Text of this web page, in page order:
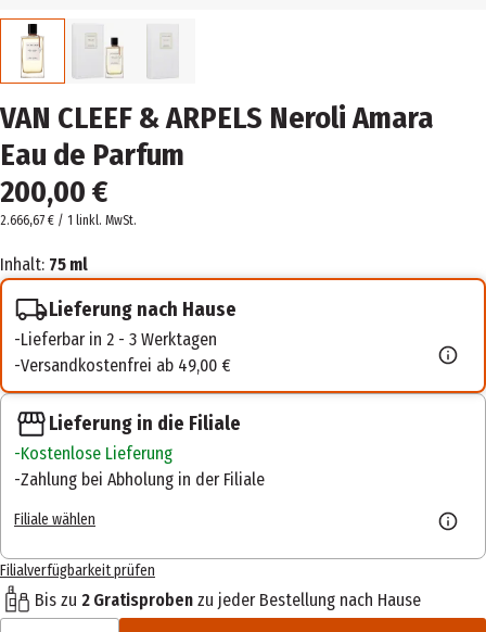
VAN CLEEF & ARPELS Neroli Amara
Eau de Parfum
200,00 €
2.666,67 € / 1 linkl. MwSt.
Inhalt: 75 ml
Lieferung nach Hause
Lieferbar in 2 - 3 Werktagen
Versandkostenfrei ab 49,00 €
Lieferung in die Filiale
Kostenlose Lieferung
Zahlung bei Abholung in der Filiale
Filiale wählen
Filialverfügbarkeit prüfen
Bis zu 2 Gratisproben zu jeder Bestellung nach Hause